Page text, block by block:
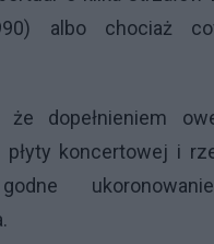
albo chociaż
że dopełnieniem
płyty koncertowej i